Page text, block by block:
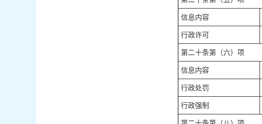
信息内容
行政许可
第二十条第（六）项
信息内容
行政处罚
行政强制